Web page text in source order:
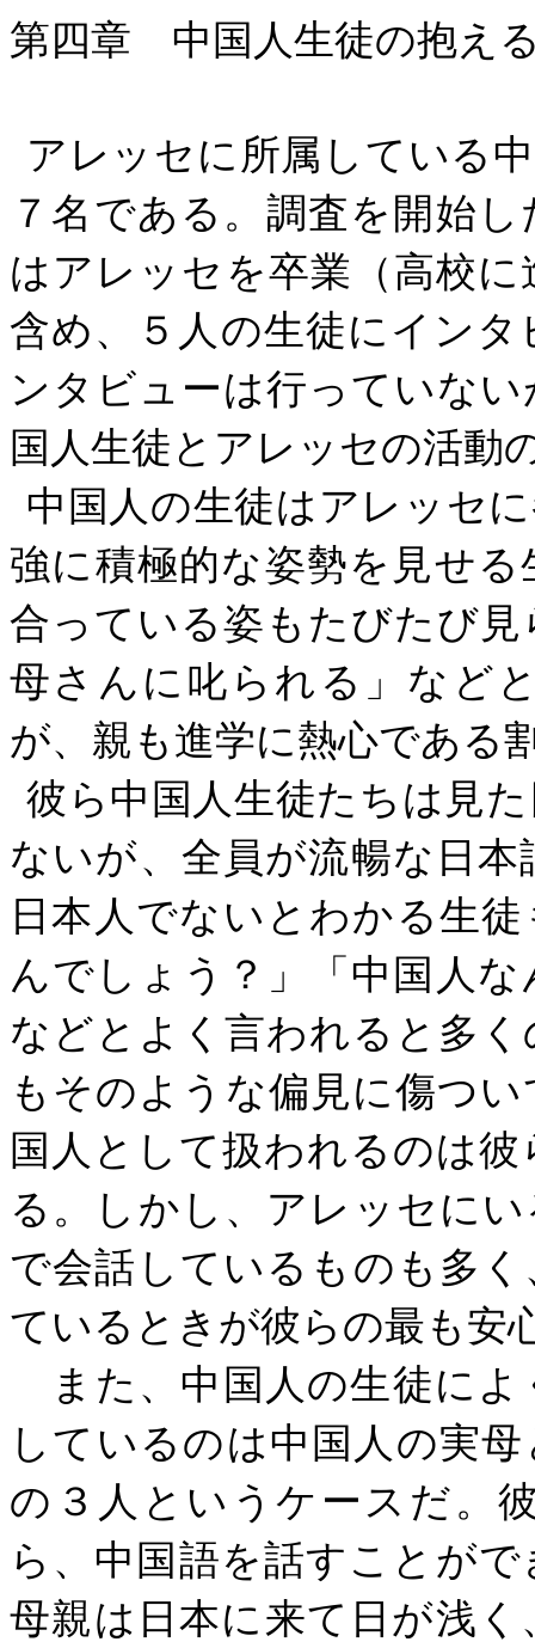
第四章 中国人生徒の抱え
アレッセに所属している
７名である。調査を開始
はアレッセを卒業（高校
含め、５人の生徒にイン
ンタビューは行っていな
国人生徒とアレッセの活動
中国人の生徒はアレッセ
強に積極的な姿勢を見せ
合っている姿もたびたび
母さんに叱られる」など
が、親も進学に熱心である
彼ら中国人生徒たちは見
ないが、全員が流暢な日
日本人でないとわかる生
んでしょう？」「中国人
などとよく言われると多
もそのような偏見に傷つ
国人として扱われるのは
る。しかし、アレッセに
で会話しているものも多
ているときが彼らの最も安
また、中国人の生徒によ
しているのは中国人の実
の３人というケースだ。
ら、中国語を話すことが
母親は日本に来て日が浅